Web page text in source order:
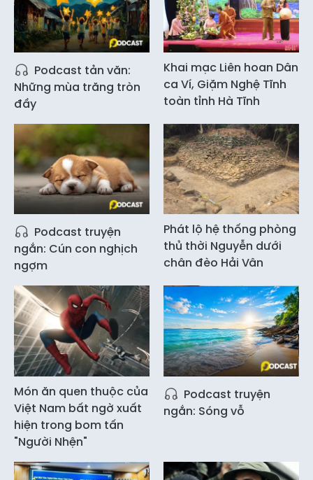
Podcast tản văn:
Những mùa trăng tròn
đầy
Khai mạc Liên hoan Dân
ca Ví, Giặm Nghệ Tĩnh
toàn tỉnh Hà Tĩnh
Podcast truyện
ngắn: Cún con nghịch
ngợm
Phát lộ hệ thống phòng
thủ thời Nguyễn dưới
chân đèo Hải Vân
Món ăn quen thuộc của
Việt Nam bất ngờ xuất
hiện trong bom tấn
"Người Nhện"
Podcast truyện
ngắn: Sóng vỗ